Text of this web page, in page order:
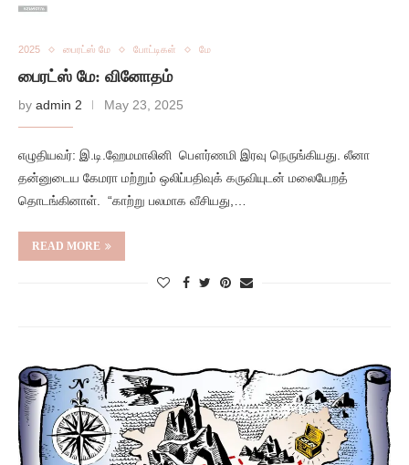
2025 பைரட்ஸ் மே போட்டிகள் மே
பைரட்ஸ் மே: வினோதம்
by admin 2 May 23, 2025
எழுதியவர்: இ.டி.ஹேமமாலினி பௌர்ணமி இரவு நெருங்கியது. லீனா
தன்னுடைய கேமரா மற்றும் ஒலிப்பதிவுக் கருவியுடன் மலையேறத்
தொடங்கினாள். “காற்று பலமாக வீசியது,…
READ MORE